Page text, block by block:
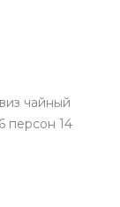
чайный
персон 14